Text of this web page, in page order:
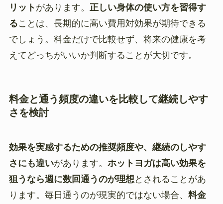
リット があります。 正しい身体の使い方を習得す
ることは、長期的に高い費用対効果が期待できる
でしょう。料金だけで比較せず、将来の健康を考
えてどっちがいいか判断することが大切です。
料金と通う頻度の違いを比較して継続しやす
さを検討
効果を実感するための推奨頻度や、継続のしやす
さにも違いがあります。 ホットヨガは高い効果を
狙うなら週に数回通うのが理想 とされることがあ
ります。毎日通うのが現実的ではない場合、 料金